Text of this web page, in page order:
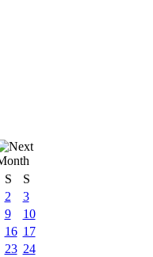
S
S
2
3
9
10
16 17
23 24